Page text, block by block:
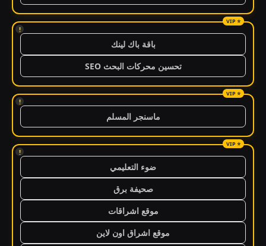
!
باقة باك لينك
تحسين محركات البحث SEO
!
ماسنجر المسلم
!
ضوء التعليمي
صحيفة برق
موقع اشراقات
موقع اشراق اون لاين